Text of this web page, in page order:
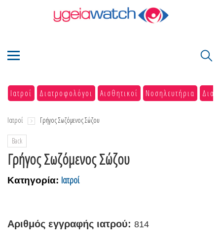
Ιατροί Διατροφολόγοι Αισθητικοί Νοσηλευτήρια
Ιατροί Γρήγος Σωζόμενος Σώζου
Back
Γρήγος Σωζόμενος Σώζου
Κατηγορία: Ιατροί
Αριθμός εγγραφής ιατρού: 814